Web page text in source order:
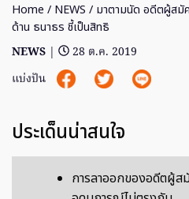
Home / NEWS / มาตามนัด อดีตผู้สมั
ด้าน ธนาธร ชี้เป็นสิทธิ
NEWS |
28 ต.ค. 2019
แบ่งปัน
ประเด็นน่าสนใจ
การลาออกของอดีตผู้ส